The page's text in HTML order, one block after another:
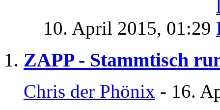
10. April 2015, 01:29
ZAPP - Stammtisch
Chris der Phönix - 16.